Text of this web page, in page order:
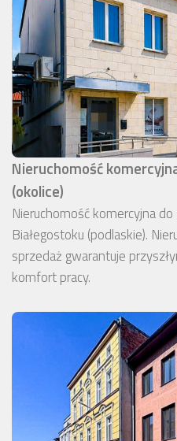
Nieruchomość
(okolice)
Nieruchomość komercyjna
Białegostoku (podlaskie).
sprzedaż gwarantuje
komfort pracy.